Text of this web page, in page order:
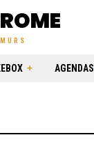
AGENDAS